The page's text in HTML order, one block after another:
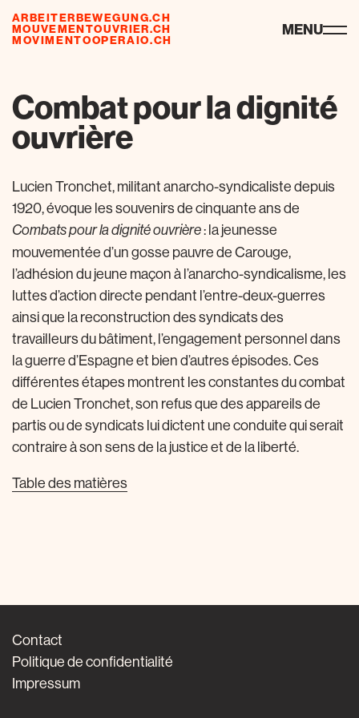
ARBEITERBEWEGUNG.CH
MOUVEMENTOUVRIER.CH
MOVIMENTOOPERAIO.CH
ressources MENU
Combat pour la dignité
ouvrière
Lucien Tronchet, militant anarcho-syndicaliste depuis
1920, évoque les souvenirs de cinquante ans de
Combats pour la dignité ouvrière: la jeunesse
mouvementée d’un gosse pauvre de Carouge,
l’adhésion du jeune maçon à l’anarcho-syndicalisme, les
luttes d’action directe pendant l’entre-deux-guerres
ainsi que la reconstruction des syndicats des
travailleurs du bâtiment, l’engagement personnel dans
la guerre d’Espagne et bien d’autres épisodes. Ces
différentes étapes montrent les constantes du combat
de Lucien Tronchet, son refus que des appareils de
partis ou de syndicats lui dictent une conduite qui serait
contraire à son sens de la justice et de la liberté.
Table des matières
Contact
Politique de confidentialité
Impressum